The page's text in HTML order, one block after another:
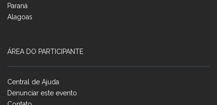
Paraná
Alagoas
ÁREA DO PARTICIPANTE
Central de Ajuda
Denunciar este evento